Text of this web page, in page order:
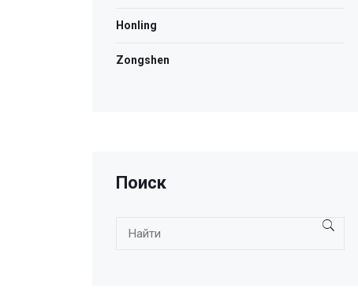
Honling
Zongshen
Поиск